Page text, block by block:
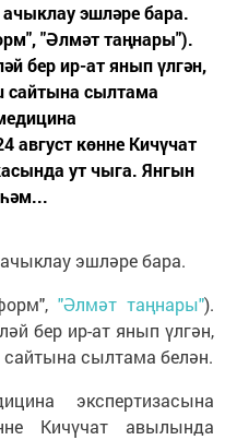
эшләре бара.
"Әлмәт таңнары").
бер ир-ат янып үлгән,
сайтына сылтама
август көнне Кичүчат
ут чыга. Янгын
эшләре бара.
"Әлмәт таңнары").
бер ир-ат янып үлгән,
сылтама белән.
экспертизасына
Кичүчат авылында